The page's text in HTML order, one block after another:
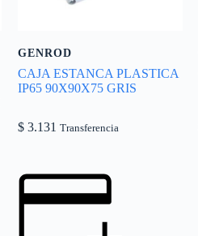
GENROD
CAJA ESTANCA PLASTICA
IP65 90X90X75 GRIS
$ 3.131 Transferencia